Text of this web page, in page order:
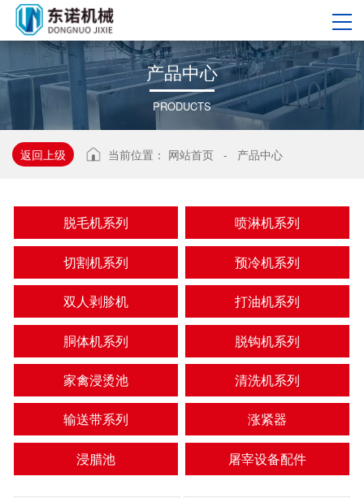
产品中心
PRODUCTS
返回上级 当前位置： 网站首页 - 产品中心
脱毛机系列 喷淋机系列
切割机系列 预冷机系列
双人剥胗机 打油机系列
胴体机系列 脱钩机系列
家禽浸烫池 清洗机系列
输送带系列 涨紧器
浸腊池 屠宰设备配件